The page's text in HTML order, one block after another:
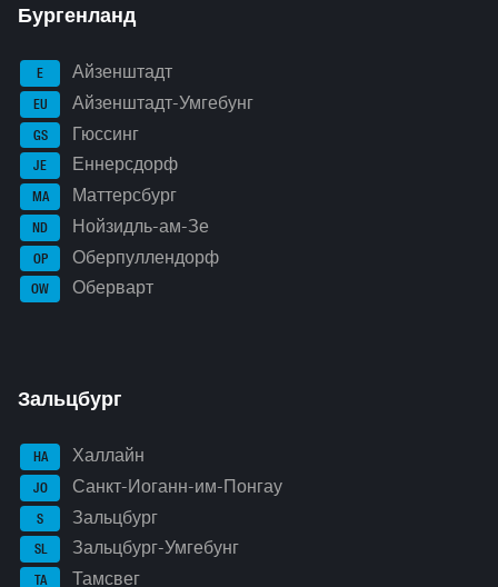
Бургенланд
E Айзенштадт
EU Айзенштадт-Умгебунг
GS Гюссинг
JE Еннерсдорф
MA Маттерсбург
ND Нойзидль-ам-Зе
OP Оберпуллендорф
OW Оберварт
Зальцбург
HA Халлайн
JO Санкт-Иоганн-им-Понгау
S Зальцбург
SL Зальцбург-Умгебунг
TA Тамсвег